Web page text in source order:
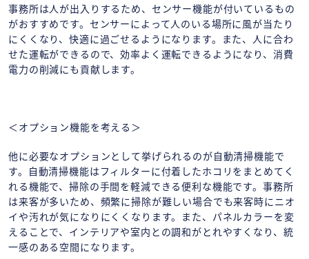
事務所は人が出入りするため、センサー機能が付いているもの
がおすすめです。センサーによって人のいる場所に風が当たり
にくくなり、快適に過ごせるようになります。また、人に合わ
せた運転ができるので、効率よく運転できるようになり、消費
電力の削減にも貢献します。
＜オプション機能を考える＞
他に必要なオプションとして挙げられるのが自動清掃機能で
す。自動清掃機能はフィルターに付着したホコリをまとめてく
れる機能で、掃除の手間を軽減できる便利な機能です。事務所
は来客が多いため、頻繁に掃除が難しい場合でも来客時にニオ
イや汚れが気になりにくくなります。また、パネルカラーを変
えることで、インテリアや室内との調和がとれやすくなり、統
一感のある空間になります。